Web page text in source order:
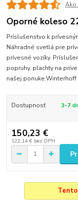
Ako
Oporné koleso
Príslušenstvo k
Náhradné svetlá pre
prívesné vozíky.
popruhy, plachty na
našej ponuke.Winterhoff
Dostupnosť 3-7
150,23 €
122,14 € bez DPH
Tento